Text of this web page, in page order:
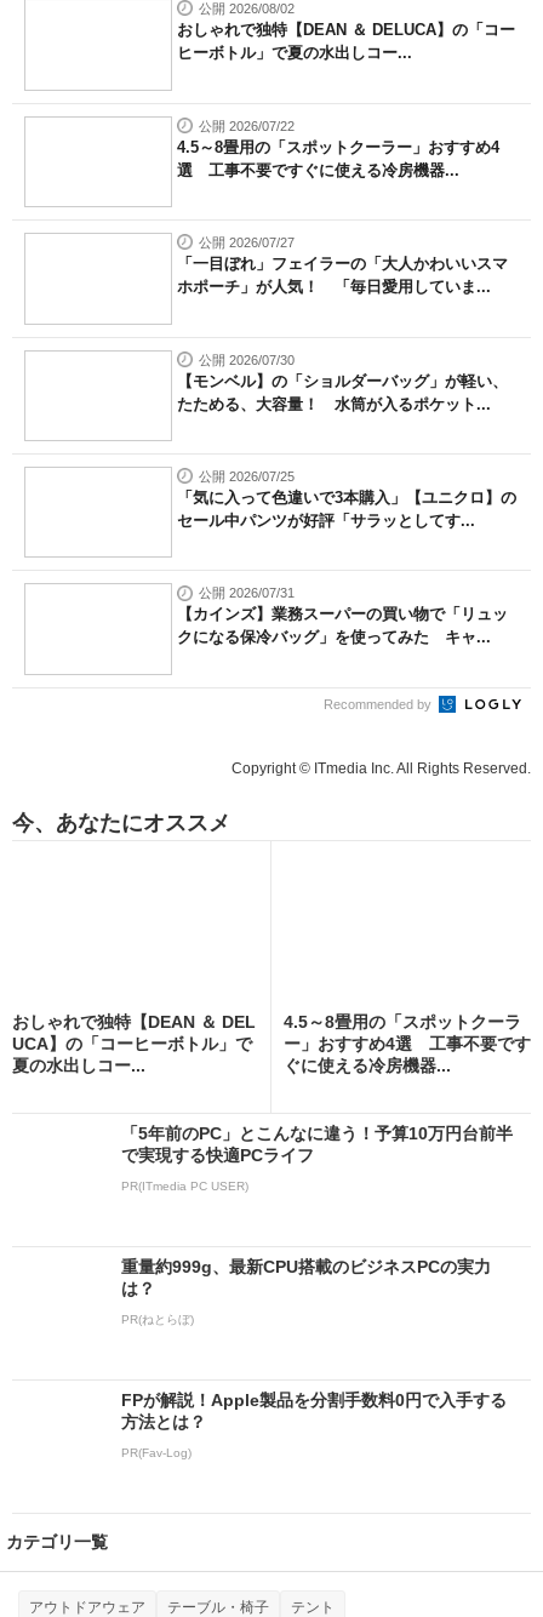
公開 2026/08/02
おしゃれで独特【DEAN ＆ DELUCA】の「コー
ヒーボトル」で夏の水出しコー...
公開 2026/07/22
4.5～8畳用の「スポットクーラー」おすすめ4
選 工事不要ですぐに使える冷房機器...
公開 2026/07/27
「一目ぼれ」フェイラーの「大人かわいいスマ
ホポーチ」が人気！ 「毎日愛用していま...
公開 2026/07/30
【モンベル】の「ショルダーバッグ」が軽い、
たためる、大容量！ 水筒が入るポケット...
公開 2026/07/25
「気に入って色違いで3本購入」【ユニクロ】の
セール中パンツが好評「サラッとしてす...
公開 2026/07/31
【カインズ】業務スーパーの買い物で「リュッ
クになる保冷バッグ」を使ってみた キャ...
Recommended by
Copyright © ITmedia Inc. All Rights Reserved.
今、あなたにオススメ
おしゃれで独特【DEAN ＆ DEL
UCA】の「コーヒーボトル」で
夏の水出しコー...
4.5～8畳用の「スポットクーラ
ー」おすすめ4選 工事不要です
ぐに使える冷房機器...
「5年前のPC」とこんなに違う！予算10万円台前半
で実現する快適PCライフ
PR(ITmedia PC USER)
重量約999g、最新CPU搭載のビジネスPCの実力
は？
PR(ねとらぼ)
FPが解説！Apple製品を分割手数料0円で入手する
方法とは？
PR(Fav-Log)
カテゴリ一覧
アウトドアウェア テーブル・椅子 テント